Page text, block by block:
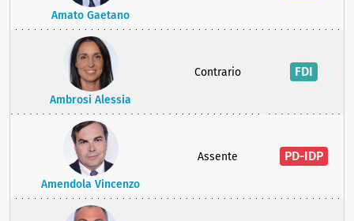
Amato Gaetano
Ambrosi Alessia
Contrario FDI
Amendola Vincenzo
Assente PD-IDP